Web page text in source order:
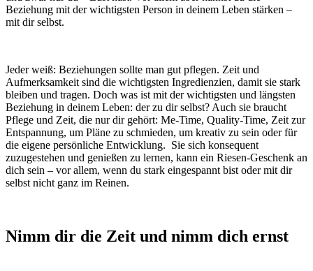
Beziehung mit der wichtigsten Person in deinem Leben stärken –
mit dir selbst.
Jeder weiß: Beziehungen sollte man gut pflegen. Zeit und
Aufmerksamkeit sind die wichtigsten Ingredienzien, damit sie stark
bleiben und tragen. Doch was ist mit der wichtigsten und längsten
Beziehung in deinem Leben: der zu dir selbst? Auch sie braucht
Pflege und Zeit, die nur dir gehört: Me-Time, Quality-Time, Zeit zur
Entspannung, um Pläne zu schmieden, um kreativ zu sein oder für
die eigene persönliche Entwicklung. Sie sich konsequent
zuzugestehen und genießen zu lernen, kann ein Riesen-Geschenk an
dich sein – vor allem, wenn du stark eingespannt bist oder mit dir
selbst nicht ganz im Reinen.
Nimm dir die Zeit und nimm dich ernst